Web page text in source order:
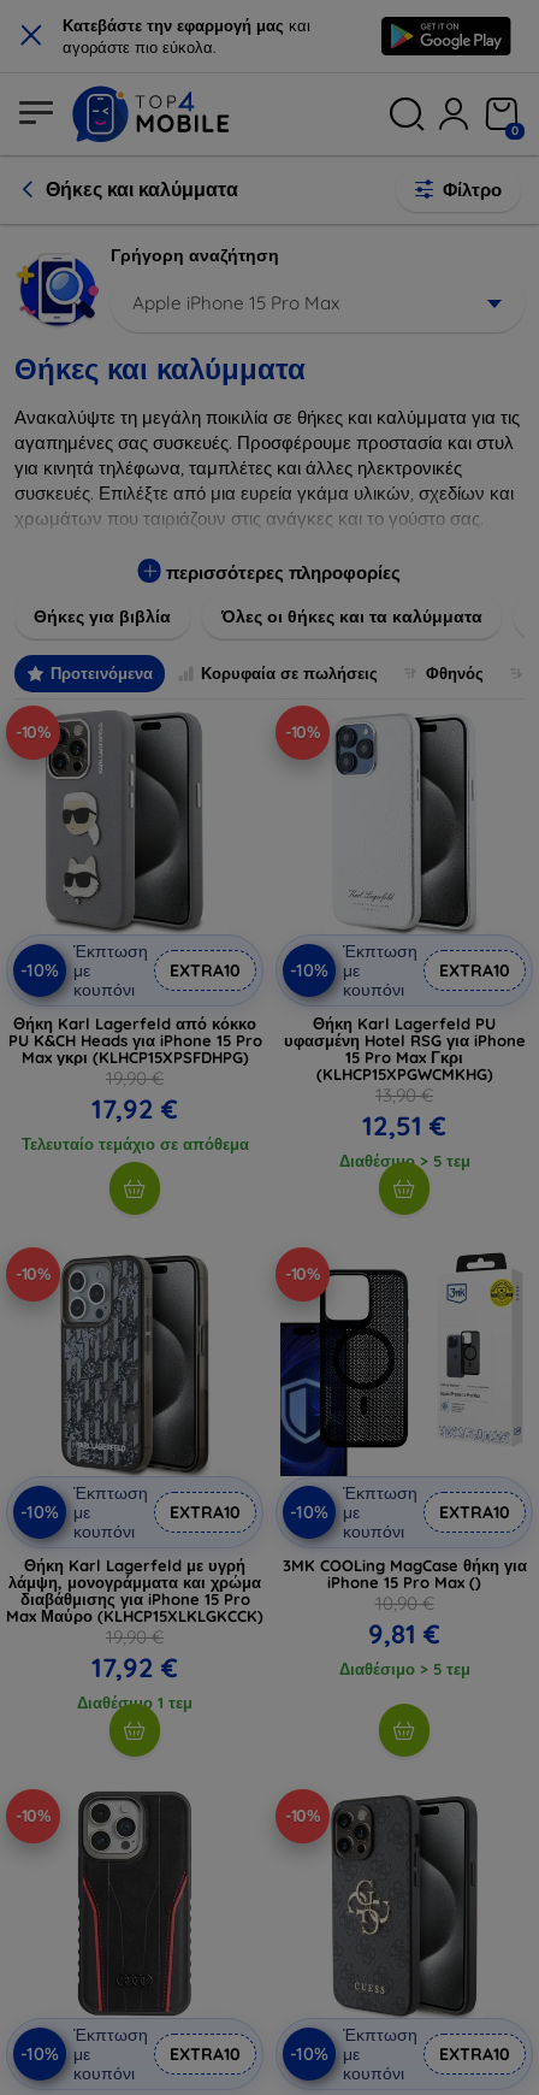
× Κατεβάστε την εφαρμογή μας και
αγοράστε πιο εύκολα.
0
Θήκες και καλύμματα Φίλτρο
Γρήγορη αναζήτηση
Apple iPhone 15 Pro Max
Θήκες και καλύμματα
Ανακαλύψτε τη μεγάλη ποικιλία σε θήκες και καλύμματα για τις
αγαπημένες σας συσκευές. Προσφέρουμε προστασία και στυλ
για κινητά τηλέφωνα, ταμπλέτες και άλλες ηλεκτρονικές
συσκευές. Επιλέξτε από μια ευρεία γκάμα υλικών, σχεδίων και
χρωμάτων που ταιριάζουν στις ανάγκες και το γούστο σας.
πτώσεις και άλλες φθορές, ενώ παράλληλα δίνετε ένα
και τη διάρκεια ζωής των συσκευών σας με τις κορυφαίες
περισσότερες πληροφορίες
Θήκες για βιβλία Όλες οι θήκες και τα καλύμματα
Προτεινόμενα Κορυφαία σε πωλήσεις Φθηνός
-10%
-10%
Έκπτωση
με
κουπόνι
EXTRA10
Θήκη Karl Lagerfeld από κόκκο
PU K&CH Heads για iPhone 15 Pro
Max γκρι (KLHCP15XPSFDHPG)
19,90 €
17,92 €
Τελευταίο τεμάχιο σε απόθεμα
-10%
-10%
Έκπτωση
με
κουπόνι
EXTRA10
Θήκη Karl Lagerfeld PU
υφασμένη Hotel RSG για iPhone
15 Pro Max Γκρι
(KLHCP15XPGWCMKHG)
13,90 €
12,51 €
Διαθέσιμο > 5 τεμ
-10%
-10%
Έκπτωση
με
κουπόνι
EXTRA10
Θήκη Karl Lagerfeld με υγρή
λάμψη, μονογράμματα και χρώμα
διαβάθμισης για iPhone 15 Pro
Max Μαύρο (KLHCP15XLKLGKCCK)
19,90 €
17,92 €
Διαθέσιμο 1 τεμ
-10%
-10%
Έκπτωση
με
κουπόνι
EXTRA10
3MK COOLing MagCase θήκη για
iPhone 15 Pro Max ()
10,90 €
9,81 €
Διαθέσιμο > 5 τεμ
-10%
-10%
Έκπτωση
με
κουπόνι
EXTRA10
-10%
-10%
Έκπτωση
με
κουπόνι
EXTRA10